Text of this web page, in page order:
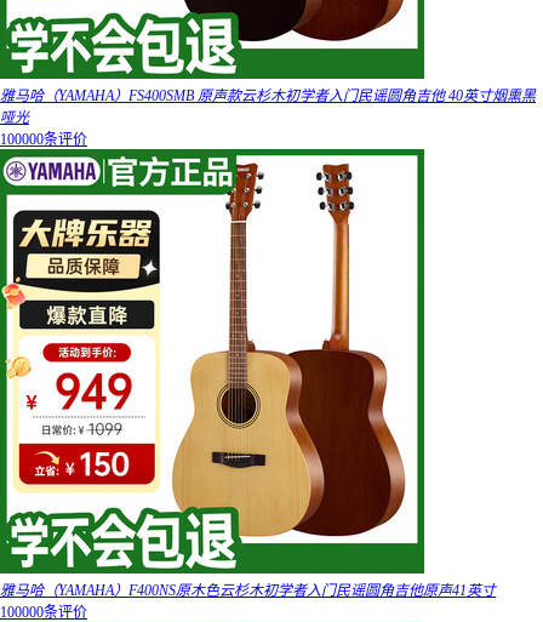
雅马哈（YAMAHA）FS400SMB 原声款云杉木初学者入门民谣圆角吉他 40英寸烟熏黑
哑光
100000条评价
雅马哈（YAMAHA）F400NS原木色云杉木初学者入门民谣圆角吉他原声41英寸
100000条评价